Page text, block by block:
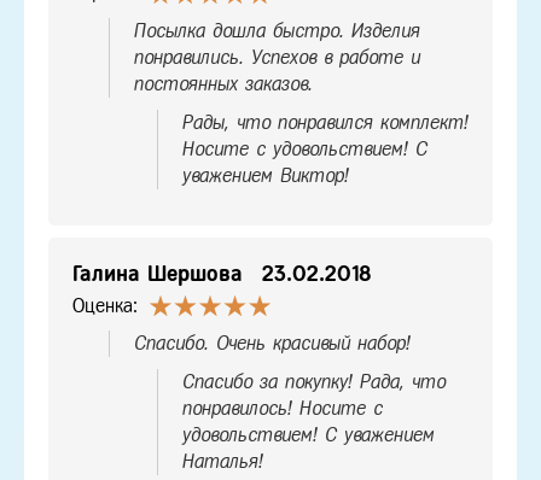
Посылка дошла быстро. Изделия
понравились. Успехов в работе и
постоянных заказов.
Рады, что понравился комплект!
Носите с удовольствием! С
уважением Виктор!
Галина Шершова 23.02.2018
Оценка:
Спасибо. Очень красивый набор!
Спасибо за покупку! Рада, что
понравилось! Носите с
удовольствием! С уважением
Наталья!